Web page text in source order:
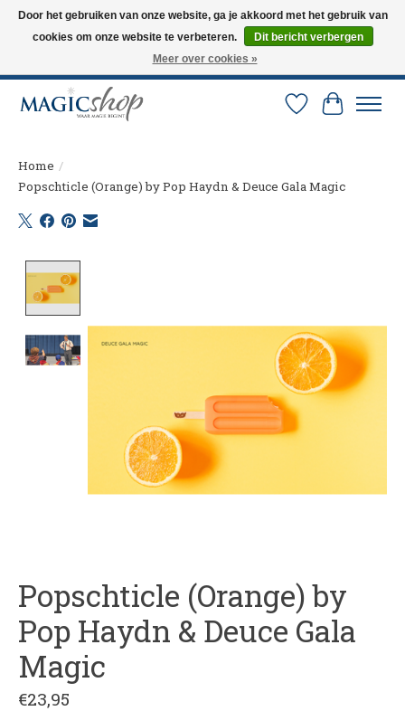
Altijd de nieuwste trucs op voorraad. Snelle verzending via PostNL en DHL.
Langskomen in onze winkel? Bel of mail om een afspraak te maken. 0251-
Verlanglijst
Home /
Popschticle (Orange) by Pop Haydn & Deuce Gala Magic
Popschticle (Orange) by
Pop Haydn & Deuce Gala
Magic
€23,95
Door het gebruiken van onze website, ga je akkoord met het gebruik van
cookies om onze website te verbeteren.
Dit bericht verbergen
Meer over cookies »